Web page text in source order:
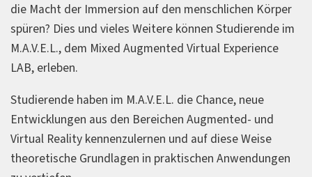
die Macht der Immersion auf den menschlichen Körper
spüren? Dies und vieles Weitere können Studierende im
M.A.V.E.L., dem Mixed Augmented Virtual Experience
LAB, erleben.
Studierende haben im M.A.V.E.L. die Chance, neue
Entwicklungen aus den Bereichen Augmented- und
Virtual Reality kennenzulernen und auf diese Weise
theoretische Grundlagen in praktischen Anwendungen